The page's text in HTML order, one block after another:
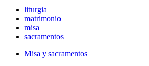
liturgia
matrimonio
misa
sacramentos
Misa y sacramentos